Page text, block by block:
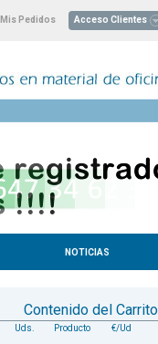
Mis Pedidos Acceso Clientes
NOTICIAS
Contenido del Carrito
Uds. Producto €/Ud